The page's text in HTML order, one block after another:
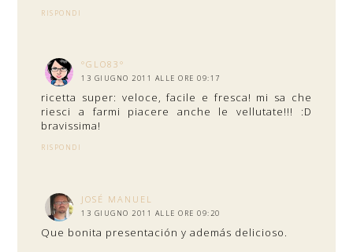
RISPONDI
°GLO83°
13 GIUGNO 2011 ALLE ORE 09:17
ricetta super: veloce, facile e fresca! mi sa che
riesci a farmi piacere anche le vellutate!!! :D
bravissima!
RISPONDI
JOSÉ MANUEL
13 GIUGNO 2011 ALLE ORE 09:20
Que bonita presentación y además delicioso.